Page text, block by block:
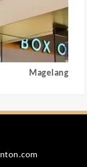
Magelang